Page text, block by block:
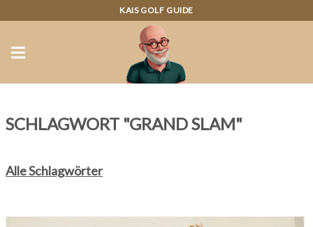
KAIS GOLF GUIDE
SCHLAGWORT "GRAND SLAM"
Alle Schlagwörter